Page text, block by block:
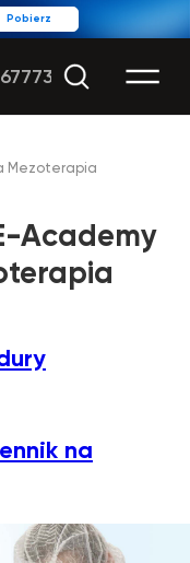
Pobierz
Mezoterapia
Academy
na